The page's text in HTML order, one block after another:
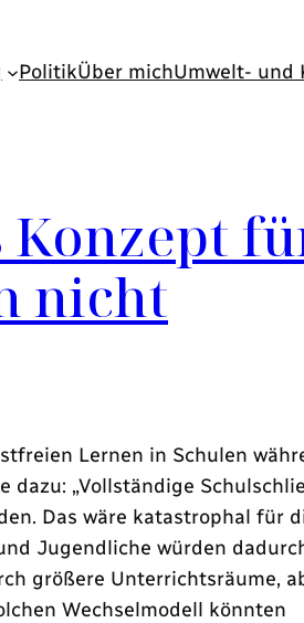
PolitikÜber michUmwelt- und
nicht
Lernen in Schulen
„Vollständige
Das wäre katastrophal für
Jugendliche würden
größere Unterrichtsräume,
Wechselmodell könnten